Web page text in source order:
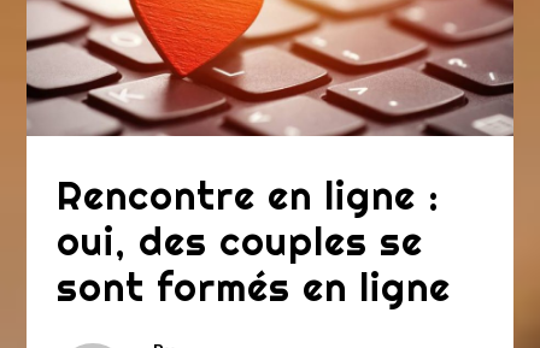
Rencontre en ligne :
oui, des couples se
sont formés en ligne